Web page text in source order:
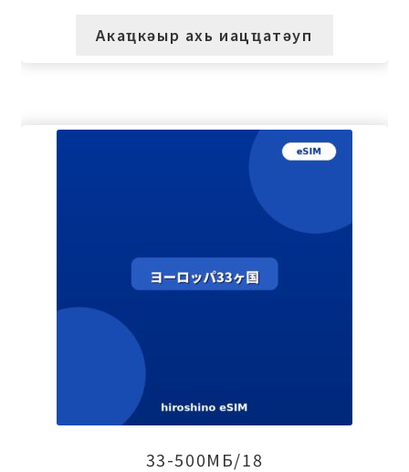
Акаҵкәыр ахь иацҵатәуп
33-500МБ/18